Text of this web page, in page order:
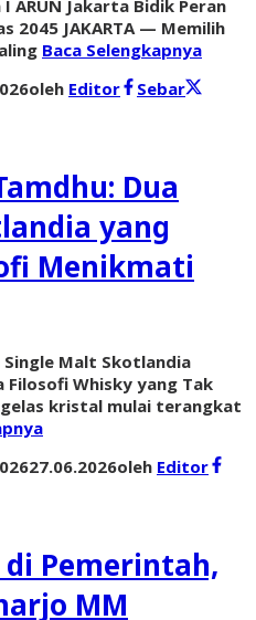
I ARUN Jakarta Bidik Peran
2045 JAKARTA — Memilih
Baca Selengkapnya
oleh Editor
Sebar
Dua
yang
Menikmati
Malt Skotlandia
Filosofi Whisky yang Tak
kristal mulai terangkat
27.06.2026oleh Editor
Pemerintah,
MM